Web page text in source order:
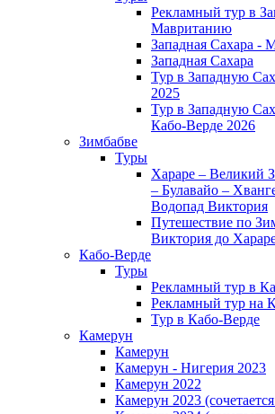
Рекламный тур в
Мавританию
Западная Сахара -
Западная Сахара
Тур в Западную
2025
Тур в Западную
Кабо-Верде 2026
Зимбабве
Туры
Хараре – Великий
– Булавайо –
Водопад Виктория
Путешествие по
Виктория до
Кабо-Верде
Туры
Рекламный тур в
Рекламный тур на
Тур в Кабо-Верде
Камерун
Камерун
Камерун - Нигерия 2023
Камерун 2022
Камерун 2023